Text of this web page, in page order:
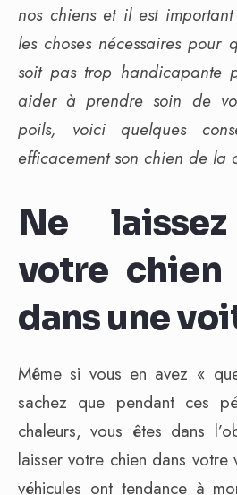
nos chiens et il est
les choses nécessaires pour
soit pas trop handicapante
aider à prendre soin de
poils, voici quelques
efficacement son chien de la
Ne
votre chien
dans une
Même si vous en avez «
sachez que pendant ces
chaleurs, vous êtes dans
laisser votre chien dans votre
véhicules ont tendance à